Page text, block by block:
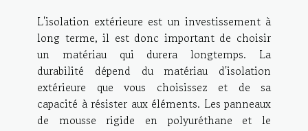
L'isolation extérieure est un investissement à
long terme, il est donc important de choisir
un matériau qui durera longtemps. La
durabilité dépend du matériau d'isolation
extérieure que vous choisissez et de sa
capacité à résister aux éléments. Les panneaux
de mousse rigide en polyuréthane et le